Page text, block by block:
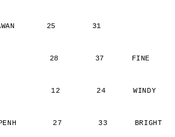
25        31
28        37      FINE
12        24      WINDY
PENH        27        33      BRIGHT